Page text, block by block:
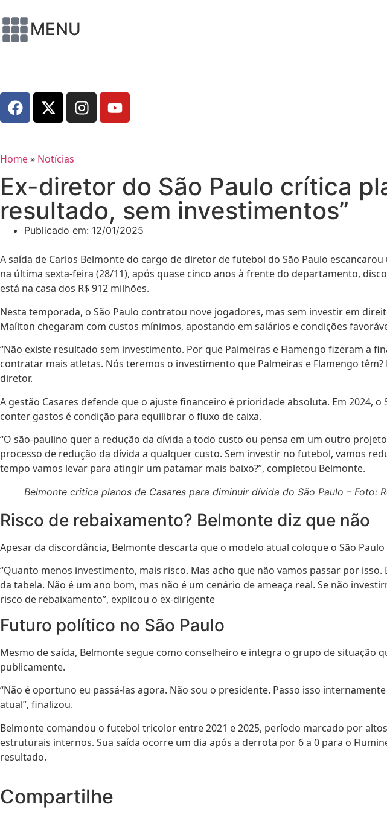
MENU
Home» Notícias
Ex-diretor do São Paulo crítica
resultado, sem investimentos”
Publicado em: 12/01/2025
A saída de Carlos Belmonte do cargo de diretor de futebol do São Paulo
na última sexta-feira (28/11), após quase cinco anos à frente do departamento,
está na casa dos R$ 912 milhões.
Nesta temporada, o São Paulo contratou nove jogadores, mas sem investir em
Maílton chegaram com custos mínimos, apostando em salários e condições
“Não existe resultado sem investimento. Por que Palmeiras e Flamengo fizeram a
contratar mais atletas. Nós teremos o investimento que Palmeiras e Flamengo
diretor.
A gestão Casares defende que o ajuste financeiro é prioridade absoluta. Em 2024,
conter gastos é condição para equilibrar o fluxo de caixa.
“O são-paulino quer a redução da dívida a todo custo ou pensa em um outro
processo de redução da dívida a qualquer custo. Sem investir no futebol, vamos
tempo vamos levar para atingir um patamar mais baixo?”, completou Belmonte.
Belmonte critica planos de Casares para diminuir dívida do São Paulo – Foto:
Risco de rebaixamento? Belmonte diz que não
Apesar da discordância, Belmonte descarta que o modelo atual coloque o São
“Quanto menos investimento, mais risco. Mas acho que não vamos passar por
da tabela. Não é um ano bom, mas não é um cenário de ameaça real. Se não
risco de rebaixamento”, explicou o ex-dirigente
Futuro político no São Paulo
Mesmo de saída, Belmonte segue como conselheiro e integra o grupo de situação
publicamente.
“Não é oportuno eu passá-las agora. Não sou o presidente. Passo isso
atual”, finalizou.
Belmonte comandou o futebol tricolor entre 2021 e 2025, período marcado por
estruturais internos. Sua saída ocorre um dia após a derrota por 6 a 0 para o
resultado.
Compartilhe